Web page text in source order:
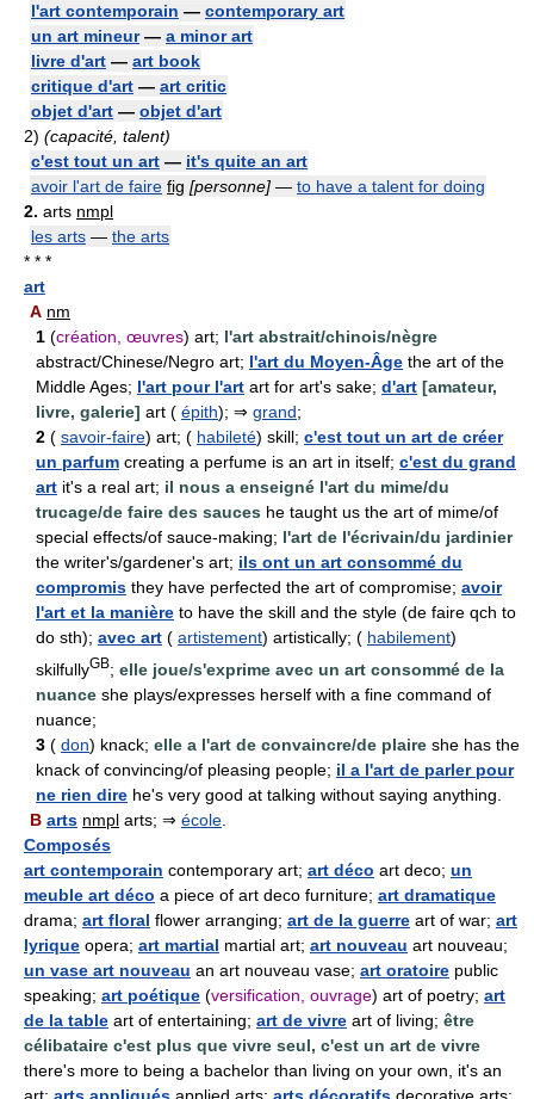
l'art contemporain — contemporary art
un art mineur— a minor art
livre d'art — art book
critique d'art — art critic
objet d'art — objet d'art
2) (capacité, talent)
c'est tout un art — it's quite an art
avoir l'art de faire fig [personne] — to have a talent for doing
2. arts nmpl
les arts — the arts
* * *
art
A nm
1 (création, œuvres) art; l'art abstrait/chinois/nègre
abstract/Chinese/Negro art; l'art du Moyen-Âge the art of the
Middle Ages; l'art pour l'art art for art's sake; d'art [amateur,
livre, galerie] art ( épith); ⇒ grand;
2 ( savoir-faire) art; ( habileté) skill; c'est tout un art de créer
un parfum creating a perfume is an art in itself; c'est du grand
art it's a real art; il nous a enseigné l'art du mime/du
trucage/de faire des sauces he taught us the art of mime/of
special effects/of sauce-making; l'art de l'écrivain/du jardinier
the writer's/gardener's art; ils ont un art consommé du
compromis they have perfected the art of compromise; avoir
l'art et la manière to have the skill and the style (de faire qch to
do sth); avec art ( artistement) artistically; ( habilement)
skilfullyGB; elle joue/s'exprime avec un art consommé de la
nuance she plays/expresses herself with a fine command of
nuance;
3 ( don) knack; elle a l'art de convaincre/de plaire she has the
knack of convincing/of pleasing people; il a l'art de parler pour
ne rien dire he's very good at talking without saying anything.
B arts nmpl arts; ⇒ école
Composés
art contemporain contemporary art; art déco art deco; un
meuble art déco a piece of art deco furniture; art dramatique
drama; art floral flower arranging; art de la guerre art of war; art
lyrique opera; art martial martial art; art nouveau art nouveau;
un vase art nouveau an art nouveau vase; art oratoire public
speaking; art poétique (versification, ouvrage) art of poetry; art
de la table art of entertaining; art de vivre art of living; être
célibataire c'est plus que vivre seul, c'est un art de vivre
there's more to being a bachelor than living on your own, it's an
art; arts appliqués applied arts; arts décoratifs decorative arts;